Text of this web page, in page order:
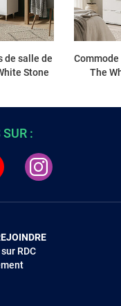
de salle de
Stone
The
:
RDC